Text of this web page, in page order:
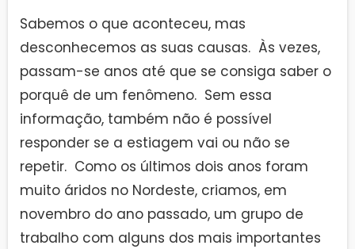
Sabemos o que aconteceu, mas
desconhecemos as suas causas. Às vezes,
passam-se anos até que se consiga saber o
porquê de um fenômeno. Sem essa
informação, também não é possível
responder se a estiagem vai ou não se
repetir. Como os últimos dois anos foram
muito áridos no Nordeste, criamos, em
novembro do ano passado, um grupo de
trabalho com alguns dos mais importantes